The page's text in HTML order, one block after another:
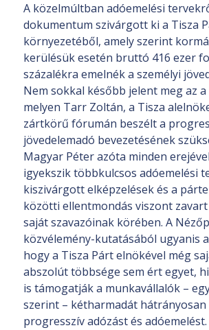
A közelmúltban adóemelési
dokumentum szivárgott ki a Tisza
környezetéből, amely szerint
kerülésük esetén bruttó 416 ezer
százalékra emelnék a személyi
Nem sokkal később jelent meg az
melyen Tarr Zoltán, a Tisza
zártkörű fórumán beszélt a
jövedelemadó bevezetésének
Magyar Péter azóta minden
igyekszik többkulcsos adóemelési
kiszivárgott elképzelések és a
közötti ellentmondás viszont
saját szavazóinak körében. A
közvélemény-kutatásából ugyanis
hogy a Tisza Párt elnökével még
abszolút többsége sem ért egyet,
is támogatják a munkavállalók –
szerint – kétharmadát
progresszív adózást és adóemelést.